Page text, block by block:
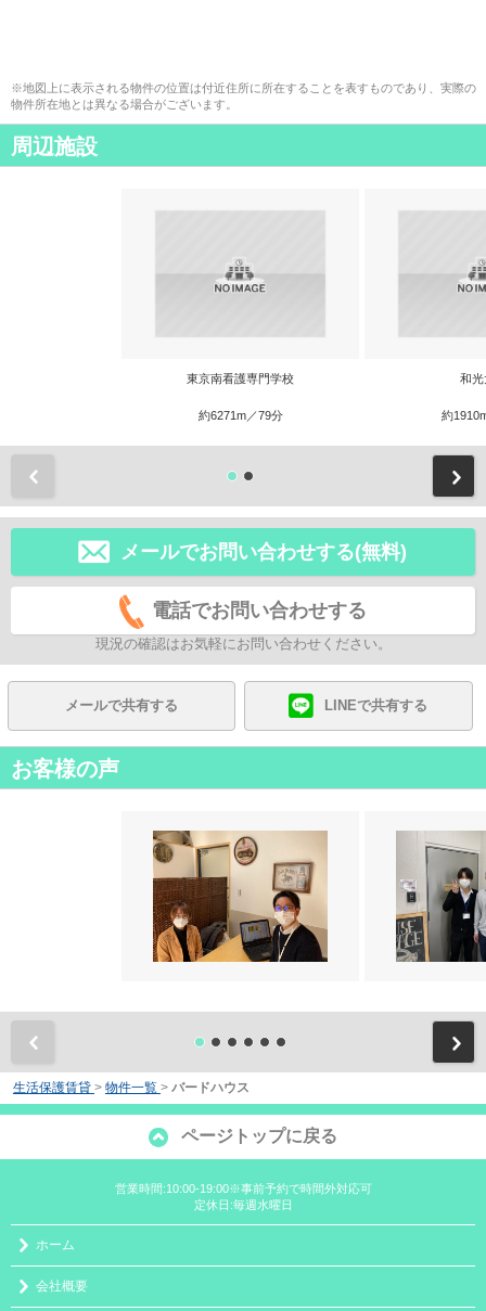
※地図上に表示される物件の位置は付近住所に所在することを表すものであり、実際の
物件所在地とは異なる場合がございます。
周辺施設
東京南看護専門学校
約6271m／79分
和光
約
メールでお問い合わせする(無料)
電話でお問い合わせする
現況の確認はお気軽にお問い合わせください。
メールで共有する LINEで共有する
お客様の声
生活保護賃貸 > 物件一覧 > バードハウス
ページトップに戻る
営業時間:10:00-19:00※事前予約で時間外対応可
定休日:毎週水曜日
ホーム
会社概要